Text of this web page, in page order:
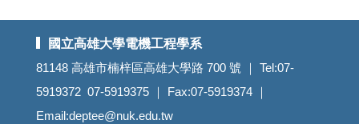
國立高雄大學電機工程學系
81148 高雄市楠梓區高雄大學路 700 號 ｜ Tel:07-
5919372 07-5919375 ｜ Fax:07-5919374 ｜
Email:deptee@nuk.edu.tw